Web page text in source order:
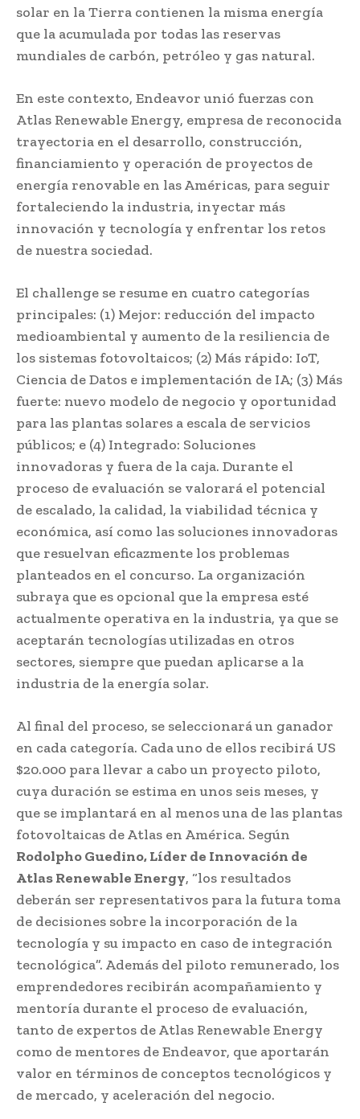
solar en la Tierra contienen la misma energía
que la acumulada por todas las reservas
mundiales de carbón, petróleo y gas natural.
En este contexto, Endeavor unió fuerzas con
Atlas Renewable Energy, empresa de reconocida
trayectoria en el desarrollo, construcción,
financiamiento y operación de proyectos de
energía renovable en las Américas, para seguir
fortaleciendo la industria, inyectar más
innovación y tecnología y enfrentar los retos
de nuestra sociedad.
El challenge se resume en cuatro categorías
principales: (1) Mejor: reducción del impacto
medioambiental y aumento de la resiliencia de
los sistemas fotovoltaicos; (2) Más rápido: IoT,
Ciencia de Datos e implementación de IA; (3) Más
fuerte: nuevo modelo de negocio y oportunidad
para las plantas solares a escala de servicios
públicos; e (4) Integrado: Soluciones
innovadoras y fuera de la caja. Durante el
proceso de evaluación se valorará el potencial
de escalado, la calidad, la viabilidad técnica y
económica, así como las soluciones innovadoras
que resuelvan eficazmente los problemas
planteados en el concurso. La organización
subraya que es opcional que la empresa esté
actualmente operativa en la industria, ya que se
aceptarán tecnologías utilizadas en otros
sectores, siempre que puedan aplicarse a la
industria de la energía solar.
Al final del proceso, se seleccionará un ganador
en cada categoría. Cada uno de ellos recibirá US
$20.000 para llevar a cabo un proyecto piloto,
cuya duración se estima en unos seis meses, y
que se implantará en al menos una de las plantas
fotovoltaicas de Atlas en América. Según
Rodolpho Guedino, Líder de Innovación de
Atlas Renewable Energy, “los resultados
deberán ser representativos para la futura toma
de decisiones sobre la incorporación de la
tecnología y su impacto en caso de integración
tecnológica”. Además del piloto remunerado, los
emprendedores recibirán acompañamiento y
mentoría durante el proceso de evaluación,
tanto de expertos de Atlas Renewable Energy
como de mentores de Endeavor, que aportarán
valor en términos de conceptos tecnológicos y
de mercado, y aceleración del negocio.